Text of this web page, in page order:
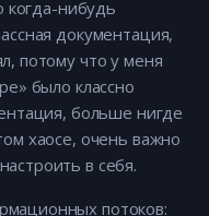
когда-нибудь
документация,
потому что у меня
было классно
больше нигде
хаосе, очень важно
в себя.
потоков: